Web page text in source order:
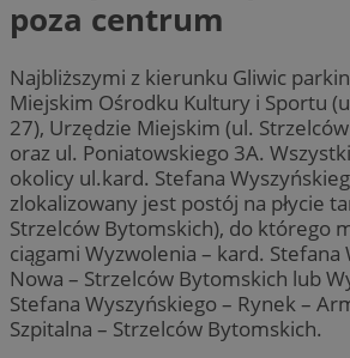
poza centrum
Najbliższymi z kierunku Gliwic
Miejskim Ośrodku Kultury i Sportu
27), Urzędzie Miejskim (ul.
oraz ul. Poniatowskiego 3A.
okolicy ul.kard. Stefana
zlokalizowany jest postój na płycie
Strzelców Bytomskich), do którego
ciągami Wyzwolenia – kard. Stefana
Nowa – Strzelców Bytomskich lub
Stefana Wyszyńskiego – Rynek –
Szpitalna – Strzelców Bytomskich.